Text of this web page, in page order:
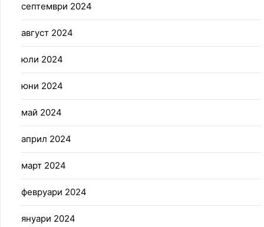
септември 2024
август 2024
юли 2024
юни 2024
май 2024
април 2024
март 2024
февруари 2024
януари 2024